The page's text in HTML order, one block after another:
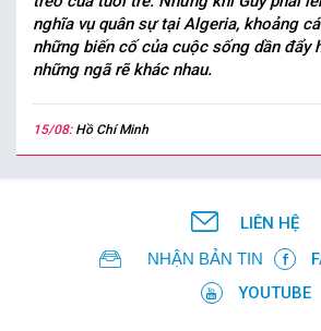
nghĩa vụ quân sự tại Algeria, khoảng
những biến cố của cuộc sống dần đẩy
những ngã rẽ khác nhau.
15/08: Hồ Chí Minh
LIÊN HỆ
NHẬN BẢN TIN
YOUTUBE